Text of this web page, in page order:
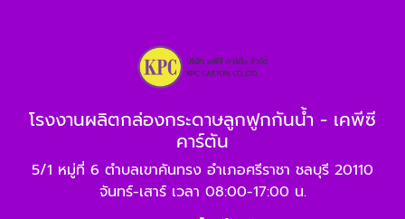
โรงงานผลิตกล่องกระดาษลูกฟูกกันน้ำ - เคพีซี
คาร์ตัน
5/1 หมู่ที่ 6 ตำบลเขาคันทรง อำเภอศรีราชา ชลบุรี 20110
จันทร์-เสาร์ เวลา 08:00-17:00 น.